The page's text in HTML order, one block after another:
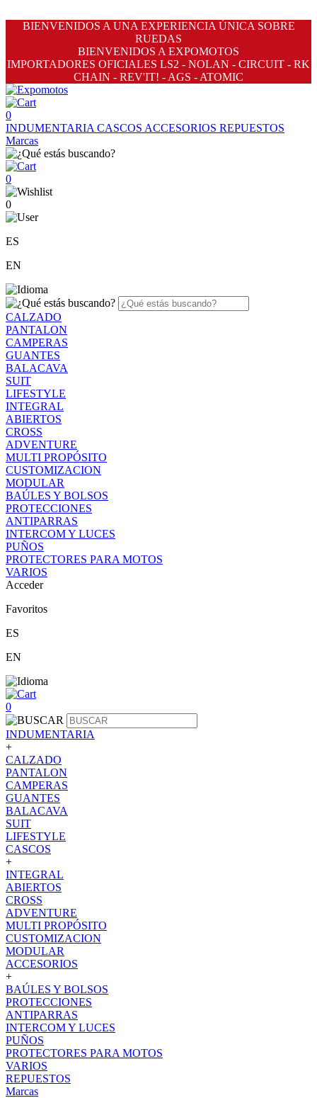
BIENVENIDOS A UNA EXPERIENCIA ÚNICA SOBRE
RUEDAS
BIENVENIDOS A EXPOMOTOS
IMPORTADORES OFICIALES LS2 - NOLAN - CIRCUIT - RK
CHAIN - REV'IT! - AGS - ATOMIC
0
INDUMENTARIA CASCOS ACCESORIOS REPUESTOS
Marcas
0
0
ES
EN
CALZADO
PANTALON
CAMPERAS
GUANTES
BALACAVA
SUIT
LIFESTYLE
INTEGRAL
ABIERTOS
CROSS
ADVENTURE
MULTI PROPÓSITO
CUSTOMIZACION
MODULAR
BAÚLES Y BOLSOS
PROTECCIONES
ANTIPARRAS
INTERCOM Y LUCES
PUÑOS
PROTECTORES PARA MOTOS
VARIOS
Acceder
Favoritos
ES
EN
0
INDUMENTARIA
+
CALZADO
PANTALON
CAMPERAS
GUANTES
BALACAVA
SUIT
LIFESTYLE
CASCOS
+
INTEGRAL
ABIERTOS
CROSS
ADVENTURE
MULTI PROPÓSITO
CUSTOMIZACION
MODULAR
ACCESORIOS
+
BAÚLES Y BOLSOS
PROTECCIONES
ANTIPARRAS
INTERCOM Y LUCES
PUÑOS
PROTECTORES PARA MOTOS
VARIOS
REPUESTOS
Marcas